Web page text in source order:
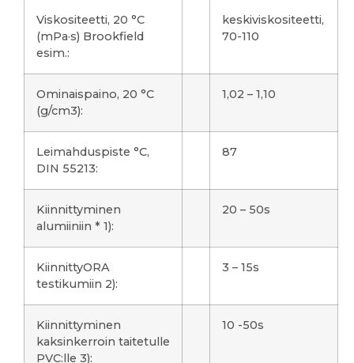
Viskositeetti, 20 °C
(mPa·s) Brookfield
esim.:
keskiviskositeetti,
70-110
Ominaispaino, 20 °C
(g/cm3):
1,02 – 1,10
Leimahduspiste °C,
DIN 55213:
87
Kiinnittyminen
alumiiniin * 1):
20 – 50s
KiinnittyORA
testikumiin 2):
3 – 15s
Kiinnittyminen
kaksinkerroin taitetulle
PVC:lle 3):
10 -50s